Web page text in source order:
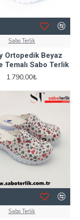
Sabo Terlik
Ortopedik Beyaz
Temalı Sabo Terlik
1.790,00₺
Sabo Terlik